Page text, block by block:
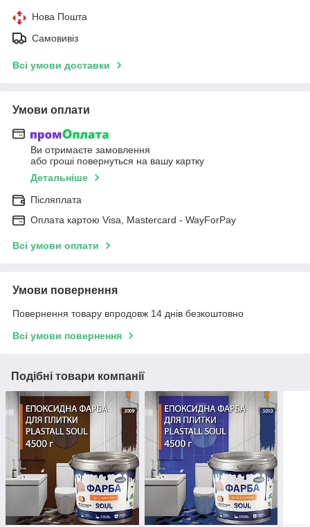
Нова Пошта
Самовивіз
Всі умови доставки
Умови оплати
Ви отримаєте замовлення
або гроші повернуться на вашу картку
Детальніше
Післяплата
Оплата картою Visa, Mastercard - WayForPay
Всі умови оплати
Умови повернення
Повернення товару впродовж 14 днів безкоштовно
Всі умови повернення
Подібні товари компанії